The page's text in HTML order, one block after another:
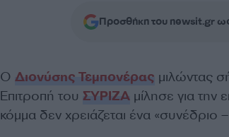
Προσθήκη του newsit.gr
Ο Διονύσης Τεμπονέρας μιλώντας
Επιτροπή του ΣΥΡΙΖΑμίλησε για την
κόμμα δεν χρειάζεται ένα «συνέδριο